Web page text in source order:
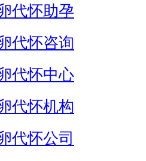
代怀助孕
代怀咨询
代怀中心
代怀机构
代怀公司